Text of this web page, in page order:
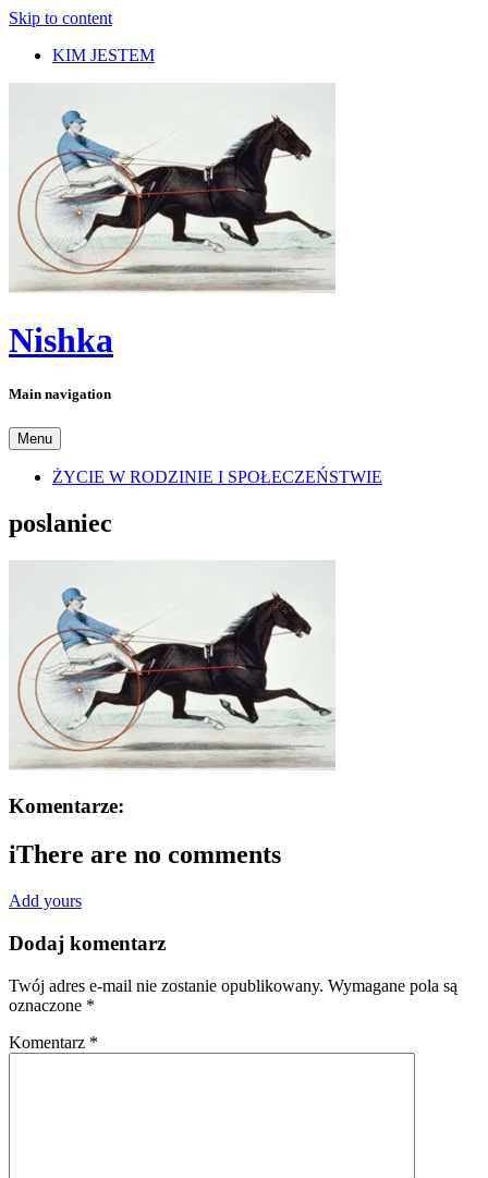
Skip to content
KIM JESTEM
Nishka
Main navigation
Menu
ŻYCIE W RODZINIE I SPOŁECZEŃSTWIE
poslaniec
Komentarze:
iThere are no comments
Add yours
Dodaj komentarz
Twój adres e-mail nie zostanie opublikowany. Wymagane pola są
oznaczone *
Komentarz *